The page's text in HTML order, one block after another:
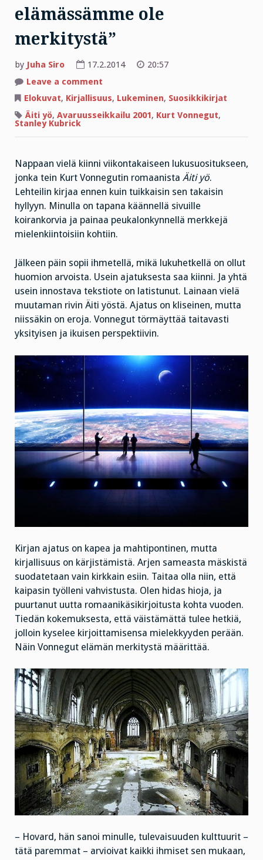
elämässämme ole
merkitystä”
by Juha Siro 17.2.2014
20:57
Leave a comment
muulla
meidän
elämässämme
Elokuvat, Kirjallisuus, Lukeminen, Suosikkikirjat
Äiti yö, Avaruusseikkailu 2001, Kurt Vonnegut,
Stanley Kubrick
Nappaan vielä kiinni viikontakaiseen lukusuositukseen,
jonka tein Kurt Vonnegutin romaanista Äiti yö.
Lehteilin kirjaa ennen kuin tuikkaisin sen takaisin
hyllyyn. Minulla on tapana käännellä sivuille
koirankorvia ja painaa peukalonkynnellä merkkejä
mielenkiintoisiin kohtiin.
Jälkeen päin sopii ihmetellä, mikä lukuhetkellä on ollut
huomion arvoista. Usein ajatuksesta saa kiinni. Ja yhtä
usein innostava tekstiote on latistunut. Lainaan vielä
muutaman rivin Äiti yöstä. Ajatus on kliseinen, mutta
niissäkin on eroja. Vonnegut törmäyttää taitavasti
yksityisen ja ikuisen perspektiivin.
Kirjan ajatus on kapea ja mahtipontinen, mutta
kirjallisuus on kärjistämistä. Arjen sameasta mäskistä
suodatetaan vain kirkkain esiin. Taitaa olla niin, että
kaipasin työlleni vahvistusta. Olen hidas hioja, ja
puurtanut uutta romaanikäsikirjoitusta kohta vuoden.
Tiedän kokemuksesta, että väistämättä tulee hetkiä,
jolloin kyselee kirjoittamisensa mielekkyyden perään.
Näin Vonnegut elämän merkitystä määrittää.
– Hovard, hän sanoi minulle, tulevaisuuden kulttuurit –
tätä paremmat – arvioivat kaikki ihmiset sen mukaan,